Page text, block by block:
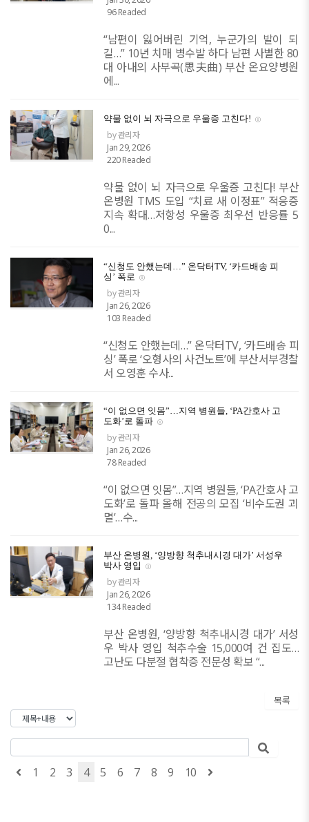
96 Readed
“남편이 잃어버린 기억, 누군가의 발이 되
길…” 10년 치매 병수발 하다 남편 사별한 80
대 아내의 사부곡(思夫曲) 부산 온요양병원
에...
약물 없이 뇌 자극으로 우울증 고친다!
by 관리자
Jan 29, 2026
220 Readed
약물 없이 뇌 자극으로 우울증 고친다! 부산
온병원 TMS 도입 “치료 새 이정표” 적응증
지속 확대…저항성 우울증 최우선 반응률 5
0...
“신청도 안했는데…” 온닥터TV, ‘카드배송 피
싱’ 폭로
by 관리자
Jan 26, 2026
103 Readed
“신청도 안했는데…” 온닥터TV, ‘카드배송 피
싱’ 폭로 ‘오형사의 사건노트’에 부산서부경찰
서 오영훈 수사...
“이 없으면 잇몸”…지역 병원들, ‘PA간호사 고
도화’로 돌파
by 관리자
Jan 26, 2026
78 Readed
“이 없으면 잇몸”…지역 병원들, ‘PA간호사 고
도화’로 돌파 올해 전공의 모집 ‘비수도권 괴
멸’…수...
부산 온병원, ‘양방향 척추내시경 대가’ 서성우
박사 영입
by 관리자
Jan 26, 2026
134 Readed
부산 온병원, ‘양방향 척추내시경 대가’ 서성
우 박사 영입 척추수술 15,000여 건 집도…
고난도 다분절 협착증 전문성 확보 “...
목록
1 2 3 4 5 6 7 8 9 10